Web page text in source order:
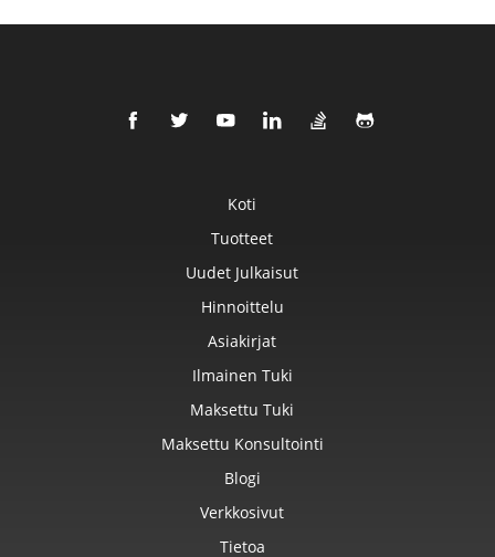
Koti
Tuotteet
Uudet Julkaisut
Hinnoittelu
Asiakirjat
Ilmainen Tuki
Maksettu Tuki
Maksettu Konsultointi
Blogi
Verkkosivut
Tietoa